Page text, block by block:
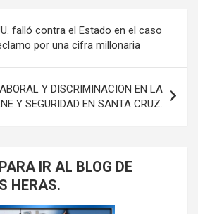
falló contra el Estado en el caso
por una cifra millonaria
Y DISCRIMINACION EN LA
Y SEGURIDAD EN SANTA CRUZ.
IR AL BLOG DE
HERAS.